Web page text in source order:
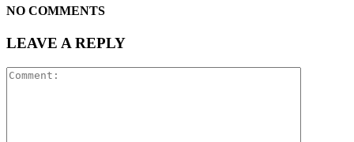
NO COMMENTS
LEAVE A REPLY